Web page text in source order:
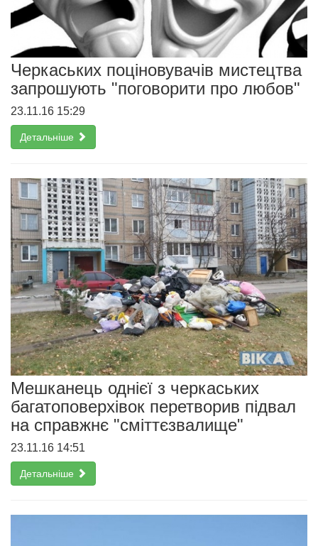
Черкаських поціновувачів мистецтва
запрошують "поговорити про любов"
23.11.16 15:29
Детальніше
Мешканець однієї з черкаських
багатоповерхівок перетворив підвал
на справжнє "сміттєзвалище"
23.11.16 14:51
Детальніше